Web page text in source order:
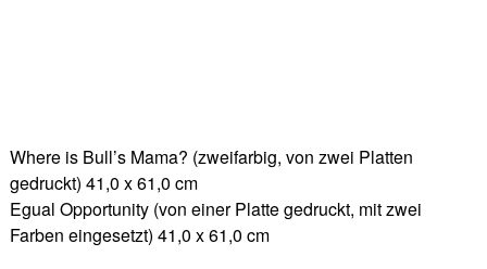
Where is Bull’s Mama? (zweifarbig, von zwei Platten
gedruckt) 41,0 x 61,0 cm
Egual Opportunity (von einer Platte gedruckt, mit zwei
Farben eingesetzt) 41,0 x 61,0 cm